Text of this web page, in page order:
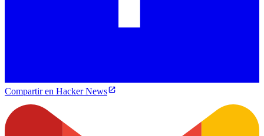
Compartir en Hacker News